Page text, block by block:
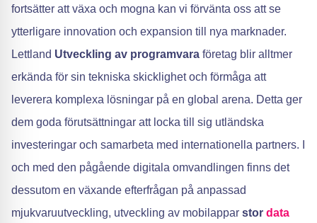
fortsätter att växa och mogna kan vi förvänta oss att se
ytterligare innovation och expansion till nya marknader.
Lettland Utveckling av programvara företag blir alltmer
erkända för sin tekniska skicklighet och förmåga att
leverera komplexa lösningar på en global arena. Detta ger
dem goda förutsättningar att locka till sig utländska
investeringar och samarbeta med internationella partners. I
och med den pågående digitala omvandlingen finns det
dessutom en växande efterfrågan på anpassad
mjukvaruutveckling, utveckling av mobilappar stor data